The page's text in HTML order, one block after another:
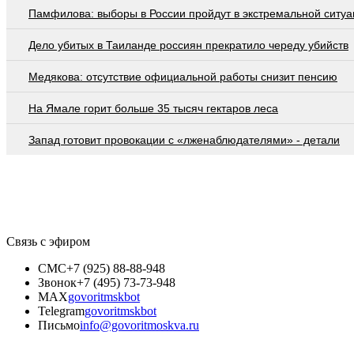
Памфилова: выборы в России пройдут в экстремальной
Дело убитых в Таиланде россиян прекратило череду убийств
Медякова: отсутствие официальной работы снизит пенсию
На Ямале горит больше 35 тысяч гектаров леса
Запад готовит провокации с «лженаблюдателями» - детали
Связь с эфиром
СМС+7 (925) 88-88-948
Звонок+7 (495) 73-73-948
MAXgovoritmskbot
Telegramgovoritmskbot
Письмоinfo@govoritmoskva.ru